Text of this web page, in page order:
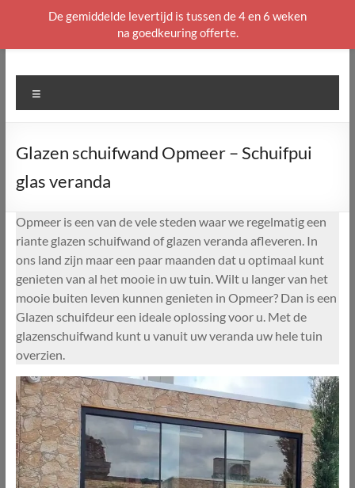
naar
Glazen schuifwand Opmeer – Schuifpui
glas veranda
Opmeer is een van de vele steden waar we regelmatig een
riante glazen schuifwand of glazen veranda afleveren. In
ons land zijn maar een paar maanden dat u optimaal kunt
genieten van al het mooie in uw tuin. Wilt u langer van het
mooie buiten leven kunnen genieten in Opmeer? Dan is een
Glazen schuifdeur een ideale oplossing voor u. Met de
glazenschuifwand kunt u vanuit uw veranda uw hele tuin
overzien.
De gemiddelde levertijd is tussen de 4 en 6 weken
na goedkeuring offerte.